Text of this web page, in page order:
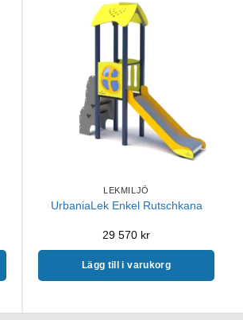
LEKMILJÖ
UrbaniaLek Enkel Rutschkana
29 570 kr
Lägg till i varukorg